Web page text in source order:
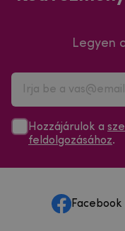
Legyen
Hozzájárulok a
feldolgozásához.
Facebook